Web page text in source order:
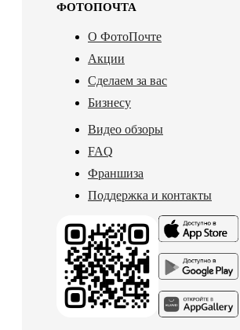
ФОТОПОЧТА
О ФотоПочте
Акции
Сделаем за вас
Бизнесу
Видео обзоры
FAQ
Франшиза
Поддержка и контакты